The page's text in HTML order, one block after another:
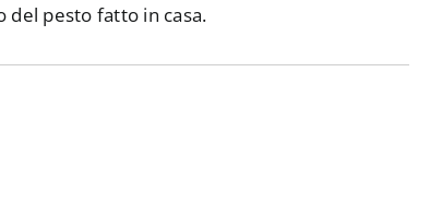
pesto fatto in casa.